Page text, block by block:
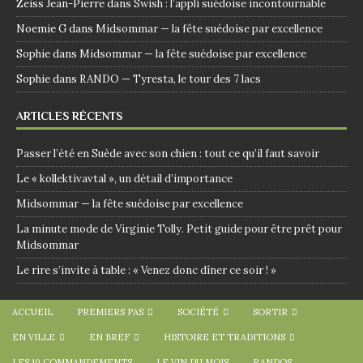
Zeiss Jean-Pierredans Swish : l’appli suédoise incontournable
Noemie Gdans Midsommar — la fête suédoise par excellence
Sophiedans Midsommar — la fête suédoise par excellence
Sophiedans RANDO — Tyresta, le tour des 7 lacs
ARTICLES RÉCENTS
Passer l’été en Suède avec son chien : tout ce qu’il faut savoir
Le « kollektivavtal », un détail d’importance
Midsommar — la fête suédoise par excellence
La minute mode de Virginie Tolly. Petit guide pour être prêt pour
Midsommar
Le rire s’invite à table : « Venez donc dîner ce soir ! »
ACCUEIL PREMIERS PAS SOCIÉTÉ SORTIR
EN VILLE EN BREF HISTOIRE ET TRADITIONS